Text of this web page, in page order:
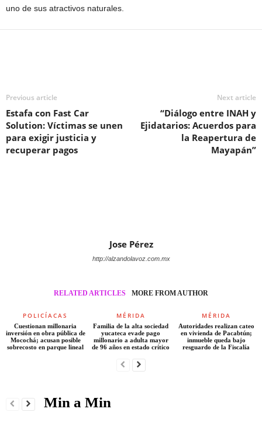
uno de sus atractivos naturales.
Previous article
Estafa con Fast Car
Solution: Víctimas se unen
para exigir justicia y
recuperar pagos
Next article
“Diálogo entre INAH y
Ejidatarios: Acuerdos para
la Reapertura de
Mayapán”
Jose Pérez
http://alzandolavoz.com.mx
RELATED ARTICLES MORE FROM AUTHOR
POLICÍACAS
Cuestionan millonaria
inversión en obra pública de
Mocochá; acusan posible
sobrecosto en parque lineal
MÉRIDA
Familia de la alta sociedad
yucateca evade pago
millonario a adulta mayor
de 96 años en estado crítico
MÉRIDA
Autoridades realizan cateo
en vivienda de Pacabtún;
inmueble queda bajo
resguardo de la Fiscalía
Min a Min